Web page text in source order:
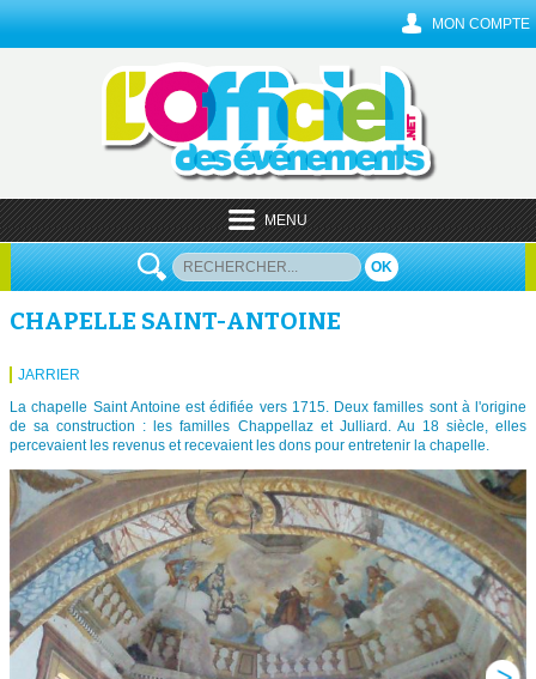
MON COMPTE
MENU
OK
CHAPELLE SAINT-ANTOINE
JARRIER
La chapelle Saint Antoine est édifiée vers 1715. Deux familles sont à l'origine
de sa construction : les familles Chappellaz et Julliard. Au 18 siècle, elles
percevaient les revenus et recevaient les dons pour entretenir la chapelle.